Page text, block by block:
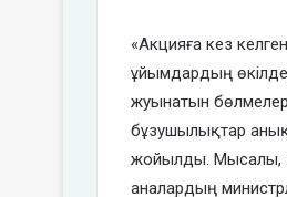
«Акцияға кез
ұйымдардың
жуынатын
бұзушылықтар
жойылды. Мысалы,
аналардың